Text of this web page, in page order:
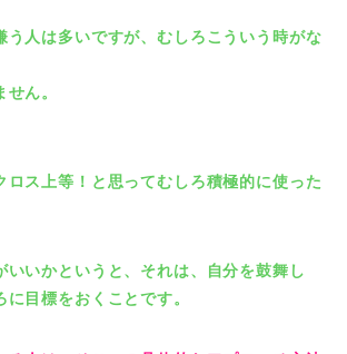
う人は多いですが、むしろこういう時がな
ん。
ロス上等！と思ってむしろ積極的に使った
いいかというと、それは、自分を鼓舞し
目標をおくことです。